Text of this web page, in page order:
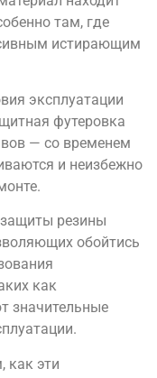
там, где
истирающим
эксплуатации
футеровка
— со временем
и неизбежно
защиты резины
обойтись
как
значительные
как эти